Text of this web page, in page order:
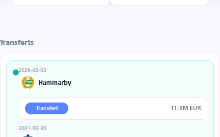
Transferts
2026-02-02
Hammarby
Transfert 11.9M EUR
2031-06-30